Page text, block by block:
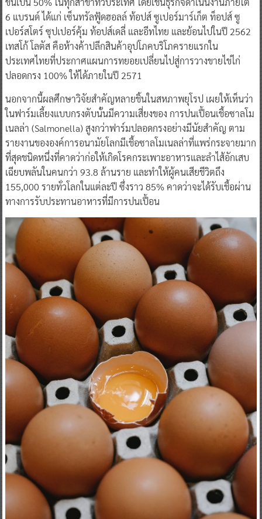
6 แบรนด์ ได้แก่ เซ็นทรัลฟู้ดฮอลล์ ท้อปส์ ซูเปอร์มาร์เก็ต ท็อปส์ ซู
เปอร์สโตร์ ซุปเปอร์คุ้ม ท้อปส์เดลี่ และอีทไทย และย้อนไปในปี 2562
เทสโก้ โลตัส คือห้างค้าปลีกสินค้าอุปโภคบริโภครายแรกใน
ประเทศไทยที่ประกาศแผนการทยอยเปลี่ยนไปสู่การวางขายไข่ไก่
ปลอดกรง 100% ให้ได้ภายในปี 2571
นอกจากนี้ผลศึกษาวิจัยสำคัญหลายชิ้นในสหภาพยุโรป เผยให้เห็นว่า
ในฟาร์มเลี้ยงแบบกรงตับนั้นมีความเสี่ยงของ การปนเปื้อนเชื้อซาลโม
เนลล่า (Salmonella) สูงกว่าฟาร์มปลอดกรงอย่างมีนัยสำคัญ ตาม
รายงานขององค์การอนามัยโลกมีเชื้อซาลโมเนลล่าที่แพร่กระจายมาก
ที่สุดชนิดหนึ่งที่คาดว่าก่อให้เกิดโรคกระเพาะอาหารและลำไส้อักเสบ
เฉียบพลันในคนกว่า 93.8 ล้านราย และทำให้ผู้คนเสียชีวิตถึง
155,000 รายทั่วโลกในแต่ละปี ซึ่งราว 85% คาดว่าจะได้รับเชื้อผ่าน
ทางการรับประทานอาหารที่มีการปนเปื้อน